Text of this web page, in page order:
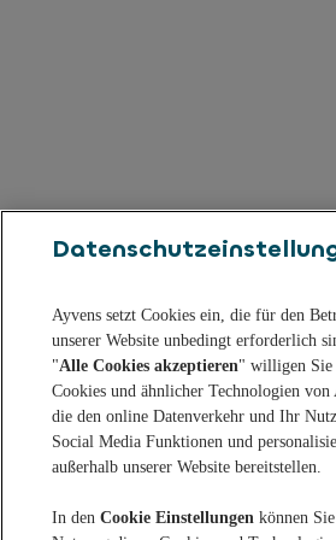
Ayvens setzt Cookies ein, die für den
unserer Website unbedingt erforderlich
"Alle Cookies akzeptieren" willigen Sie
Cookies und ähnlicher Technologien von
die den online Datenverkehr und Ihr
Social Media Funktionen und
außerhalb unserer Website bereitstellen.
In den Cookie Einstellungenkönnen